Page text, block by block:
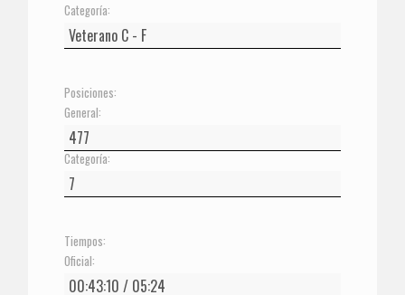
Categoría:
Posiciones:
General:
Categoría:
Tiempos:
Oficial: